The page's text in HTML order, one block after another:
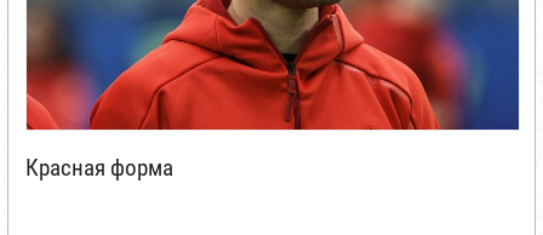
Красная форма